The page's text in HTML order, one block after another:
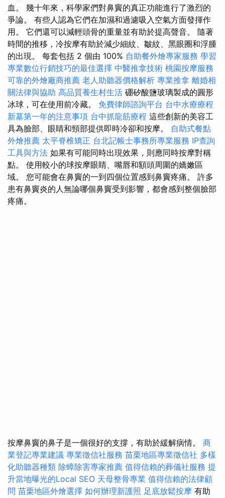
血。 幾十年來，科學家們對鼻竇的真正功能進行了激烈的
爭論。 有些人認為它們在加濕和過濾吸入空氣方面發揮作
用。 它們還可以減輕頭骨的重量並有助於提高聲音。 隨著
時間的推移，冷按摩有助於減少細紋、皺紋、黑眼圈和浮腫
的出現。 每套包括 2 個由 100% 自助餐外燴專家服務 學習
專業數位行銷技巧的最佳選擇 中醫推拿技術 桃園按摩服務
可靠的外燴廠商推薦 老人助聽器價格解析 專業推拿 離婚相
關法律與協助 高品質養生村生活 硼矽酸鹽玻璃製成的圓形
冰球，可在使用前冷藏。 免費律師諮詢平台 台中水療療程
新墓第一年的注意事項 台中抓龍筋療程 這些創新的美容工
具為臉部、眼睛和頸部提供即時冷卻和按摩。 自助式餐點
外燴推薦 太平脊椎矯正 台北記帳士事務所專業服務 IP查詢
工具與方法 如果有可能同時出現效果，則應同時按摩對稱
點。 使用較小的球按摩眼睛、嘴唇和額頭周圍的嬌嫩區
域。 您可能會在鼻竇的一到四個位置感到鼻竇疼痛。 許多
患有鼻竇炎的人無論哪個鼻竇受到影響，都會感到整個臉部
疼痛。
按摩鼻竇的鼻子是一個很好的支撐，有助於緩解病情。 商
業登記專業建議 專業徵信社服務 苗栗地區專業徵信社 多樣
化助聽器種類 除蟑除害專家推薦 值得信賴的葬儀社服務 提
升當地曝光的Local SEO 天母整骨專業 值得信賴的法律顧
問 苗栗地區外燴選擇 如何辦理新護照 足底放鬆按摩 有助